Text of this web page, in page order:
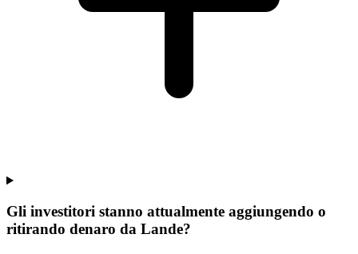
Gli investitori stanno attualmente aggiungendo o
ritirando denaro da Lande?